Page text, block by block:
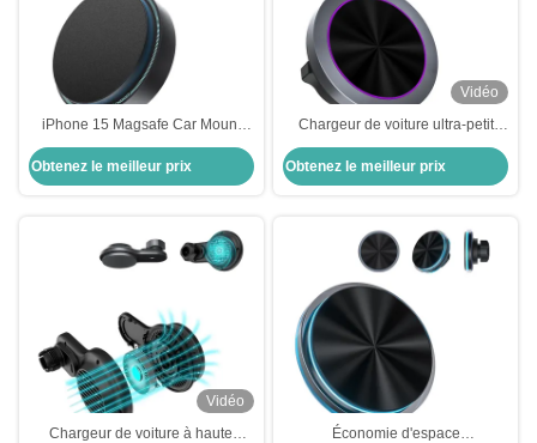
iPhone 15 Magsafe Car Mount
Charger Connexion stable avec
effet d'éclairage
Obtenez le meilleur prix
Vidéo
Chargeur de voiture ultra-petit
Magsafe à charge rapide avec
porte-téléphone de voiture
Obtenez le meilleur prix
Vidéo
Chargeur de voiture à haute
Économie d'espace